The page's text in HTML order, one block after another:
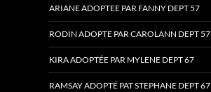
ARIANE ADOPTEE PAR FANNY DEPT 57
RODIN ADOPTE PAR CAROLANN DEPT 57
KIRA ADOPTÉE PAR MYLENE DEPT 67
RAMSAY ADOPTÉ PAT STEPHANE DEPT 67